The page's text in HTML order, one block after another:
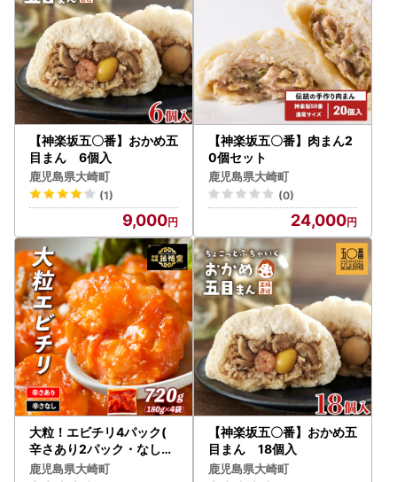
【神楽坂五〇番】おかめ五
目まん 6個入
鹿児島県大崎町
(1)
9,000
【神楽坂五〇番】肉まん2
0個セット
鹿児島県大崎町
(0)
24,000
大粒！エビチリ4パック(
辛さあり2パック・なし2
パック)
鹿児島県大崎町
【神楽坂五〇番】おかめ五
目まん 18個入
鹿児島県大崎町